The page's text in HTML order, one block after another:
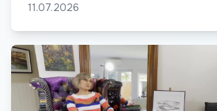
11.07.2026